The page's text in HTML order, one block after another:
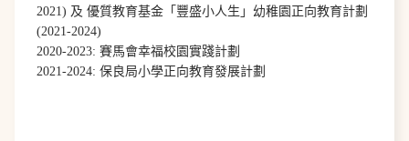
2021) 及 優質教育基金「豐盛小人生」幼稚園正向教育計劃
(2021-2024)
2020-2023: 賽馬會幸福校園實踐計劃
2021-2024: 保良局小學正向教育發展計劃